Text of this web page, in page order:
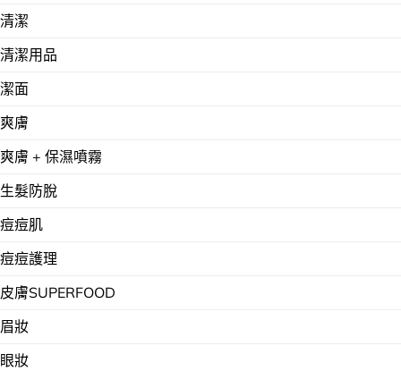
清潔
清潔用品
潔面
爽膚
爽膚 + 保濕噴霧
生髮防脫
痘痘肌
痘痘護理
皮膚SUPERFOOD
眉妝
眼妝